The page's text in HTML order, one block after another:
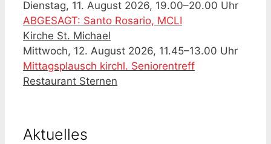
Dienstag, 11. August 2026, 19.00–20.00 Uhr
ABGESAGT: Santo Rosario, MCLI
Kirche St. Michael
Mittwoch, 12. August 2026, 11.45–13.00 Uhr
Mittagsplausch kirchl. Seniorentreff
Restaurant Sternen
Aktuelles